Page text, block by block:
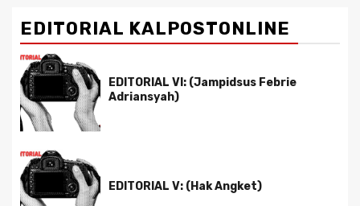
EDITORIAL KALPOSTONLINE
EDITORIAL VI: (Jampidsus Febrie
Adriansyah)
EDITORIAL V: (Hak Angket)